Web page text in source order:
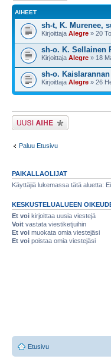
AIHEET
sh-t, K. Murenee,
Kirjoittaja Alegre » 20
sh-o. K. Sellainen
Kirjoittaja Alegre » 18
sh-o.
Kirjoittaja Alegre » 26
Lähetä uusi viesti
Paluu Etusivu
PAIKALLAOLIJAT
Käyttäjiä lukemassa tätä aluetta:
KESKUSTELUALUEEN
Et voi kirjoittaa uusia viestejä
Voit vastata viestiketjuihin
Et voi muokata omia viestejäsi
Et voi poistaa omia viestejäsi
Etusivu